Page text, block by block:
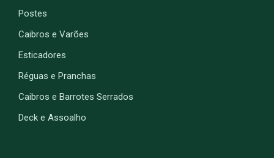
Postes
Caibros e Varões
Esticadores
Réguas e Pranchas
Caibros e Barrotes Serrados
Deck e Assoalho